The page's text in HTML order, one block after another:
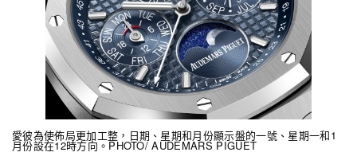
愛彼為使佈局更加工整，日期、星期和月份顯示盤的一號、星期一和1
月份設在12時方向。PHOTO/ AUDEMARS PIGUET